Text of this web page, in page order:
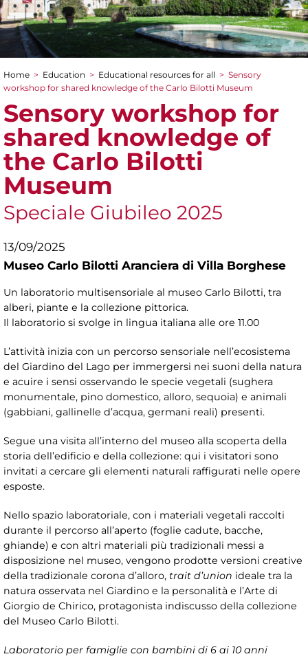
You are here
Home > Education > Educational resources for all > Sensory
workshop for shared knowledge of the Carlo Bilotti Museum
Sensory workshop for
shared knowledge of
the Carlo Bilotti
Museum
Speciale Giubileo 2025
13/09/2025
Museo Carlo Bilotti Aranciera di Villa Borghese
Un laboratorio multisensoriale al museo Carlo Bilotti, tra
alberi, piante e la collezione pittorica.
Il laboratorio si svolge in lingua italiana alle ore 11.00
L’attività inizia con un percorso sensoriale nell’ecosistema
del Giardino del Lago per immergersi nei suoni della natura
e acuire i sensi osservando le specie vegetali (sughera
monumentale, pino domestico, alloro, sequoia) e animali
(gabbiani, gallinelle d’acqua, germani reali) presenti.
Segue una visita all’interno del museo alla scoperta della
storia dell’edificio e della collezione: qui i visitatori sono
invitati a cercare gli elementi naturali raffigurati nelle opere
esposte.
Nello spazio laboratoriale, con i materiali vegetali raccolti
durante il percorso all’aperto (foglie cadute, bacche,
ghiande) e con altri materiali più tradizionali messi a
disposizione nel museo, vengono prodotte versioni creative
della tradizionale corona d’alloro, trait d’union ideale tra la
natura osservata nel Giardino e la personalità e l’Arte di
Giorgio de Chirico, protagonista indiscusso della collezione
del Museo Carlo Bilotti.
Laboratorio per famiglie con bambini di 6 ai 10 anni